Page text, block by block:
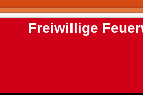
Freiwillige